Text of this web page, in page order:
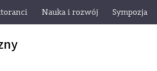
Nauka i rozwój Sympozja